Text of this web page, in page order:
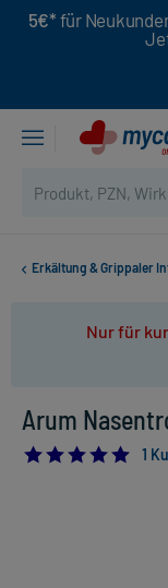
5€* für
Erkältung & Grippaler
Nur für
Arum
5.01